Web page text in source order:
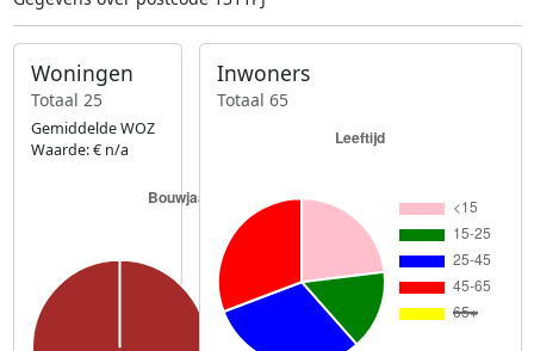
Woningen
Totaal 25
Gemiddelde WOZ
Waarde: € n/a
Inwoners
Totaal 65